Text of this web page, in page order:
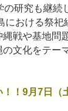
研究も継続
における祭祀
戦や基地問
文化をテー
！9月7日（